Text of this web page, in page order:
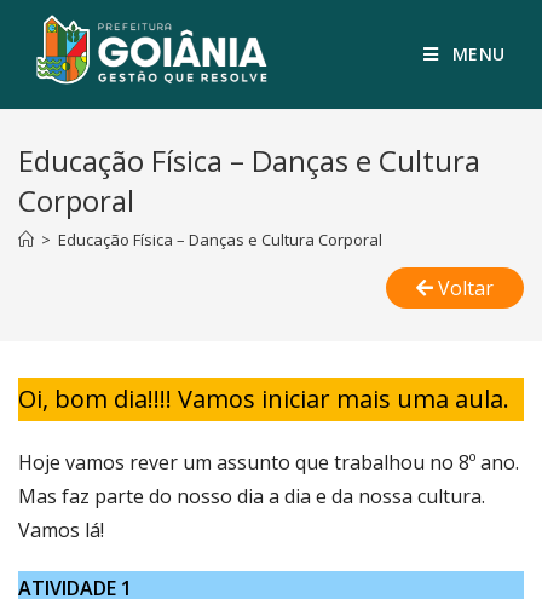
MENU
Educação Física – Danças e Cultura
Corporal
> Educação Física – Danças e Cultura Corporal
Voltar
Oi, bom dia!!!! Vamos iniciar mais uma aula.
Hoje vamos rever um assunto que trabalhou no 8º ano.
Mas faz parte do nosso dia a dia e da nossa cultura.
Vamos lá!
ATIVIDADE 1